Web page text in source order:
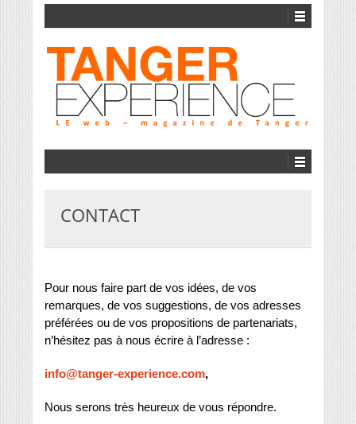
CONTACT
Pour nous faire part de vos idées, de vos
remarques, de vos suggestions, de vos adresses
préférées ou de vos propositions de partenariats,
n’hésitez pas à nous écrire à l’adresse :
info@tanger-experience.com,
Nous serons très heureux de vous répondre.